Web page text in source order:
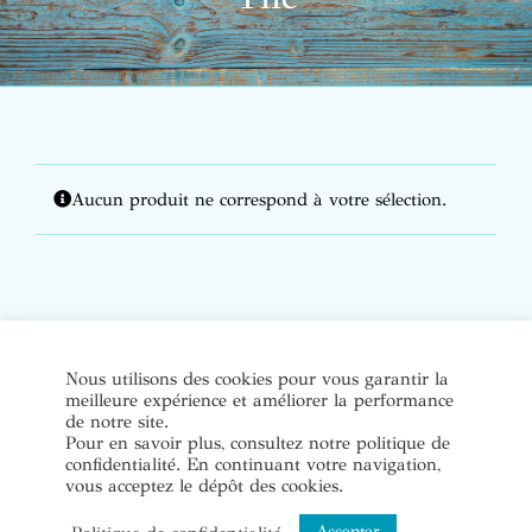
Aucun produit ne correspond à votre sélection.
© Copyright Bijoux de soi 2020-2022. Tous droits réservés. |
Conditions Générales de Vente|Mentions légales et politique
de confidentialité
Nous utilisons des cookies pour vous garantir la
meilleure expérience et améliorer la performance
de notre site.
Pour en savoir plus, consultez notre politique de
confidentialité. En continuant votre navigation,
vous acceptez le dépôt des cookies.